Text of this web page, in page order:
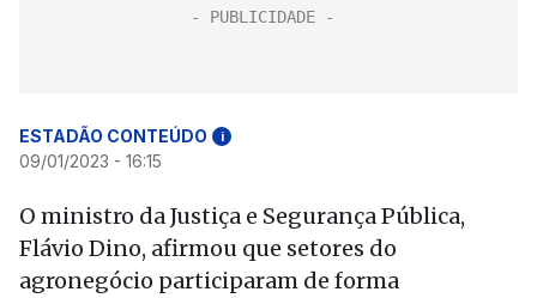
ESTADÃO CONTEÚDO i
09/01/2023 - 16:15
O ministro da Justiça e Segurança Pública,
Flávio Dino, afirmou que setores do
agronegócio participaram de forma